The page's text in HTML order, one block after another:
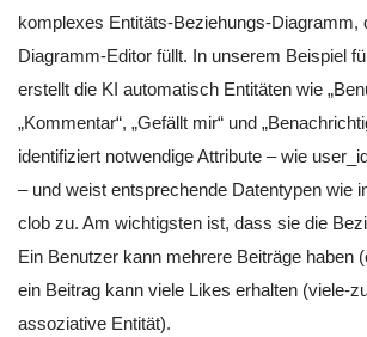
komplexes Entitäts-Beziehungs-Diagramm,
Diagramm-Editor füllt. In unserem Beispiel
erstellt die KI automatisch Entitäten wie
„Kommentar“, „Gefällt mir“ und
identifiziert notwendige Attribute – wie
– und weist entsprechende Datentypen wie
clob zu. Am wichtigsten ist, dass sie die
Ein Benutzer kann mehrere Beiträge haben
ein Beitrag kann viele Likes erhalten (viele-
assoziative Entität).